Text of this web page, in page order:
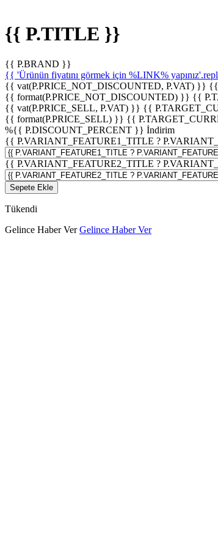
{{ P.TITLE }}
{{ P.BRAND }}
{{ 'Ürünün fiyatını görmek için %LINK%
{{ vat(P.PRICE_NOT_DISCOUNTED, P.VAT) }} {{
{{ format(P.PRICE_NOT_DISCOUNTED) }} {{
{{ vat(P.PRICE_SELL, P.VAT) }} {{
{{ format(P.PRICE_SELL) }} {{
%{{ P.DISCOUNT_PERCENT }} İndirim
{{ P.VARIANT_FEATURE1_TITLE ?
{{ P.VARIANT_FEATURE2_TITLE ?
Sepete Ekle
Tükendi
Gelince Haber Ver Gelince Haber Ver